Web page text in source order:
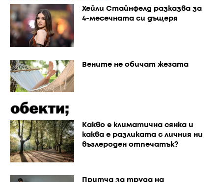
Хейли Стайнфелд разказва за
4-месечната си дъщеря
Вените не обичат жегата
Каквo е климатична сянка и
каква е разликата с личния ни
въглероден отпечатък?
Притча за труда на